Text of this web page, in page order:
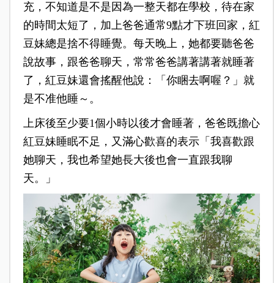
充，不知道是不是因為一整天都在學校，待在家
的時間太短了，加上爸爸通常9點才下班回家，紅
豆妹總是捨不得睡覺。每天晚上，她都要聽爸爸
說故事，跟爸爸聊天，常常爸爸講著講著就睡著
了，紅豆妹還會搖醒他說：「你睏去啊喔？」就
是不准他睡～。
上床後至少要1個小時以後才會睡著，爸爸既擔心
紅豆妹睡眠不足，又滿心歡喜的表示「我喜歡跟
她聊天，我也希望她長大後也會一直跟我聊
天。」